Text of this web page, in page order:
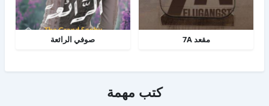
مقعد 7A صوفي الرائعة
كتب مهمة